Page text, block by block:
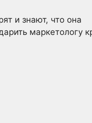
и знают, что она
маркетологу